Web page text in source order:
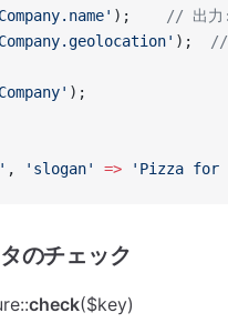
);
// 出
); //
);
, 'slogan' => 'Pizza for
のチェック
check($key)